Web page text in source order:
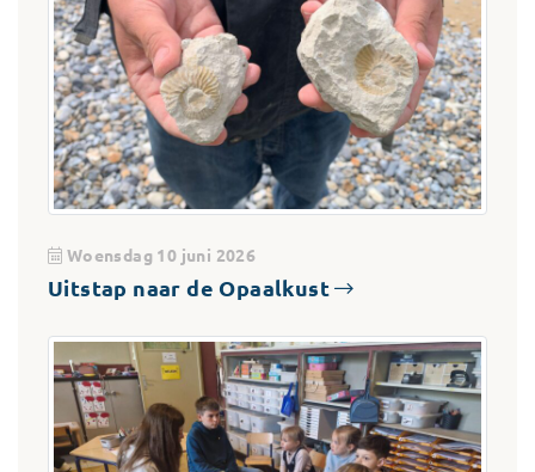
Woensdag 10 juni 2026
Uitstap naar de Opaalkust